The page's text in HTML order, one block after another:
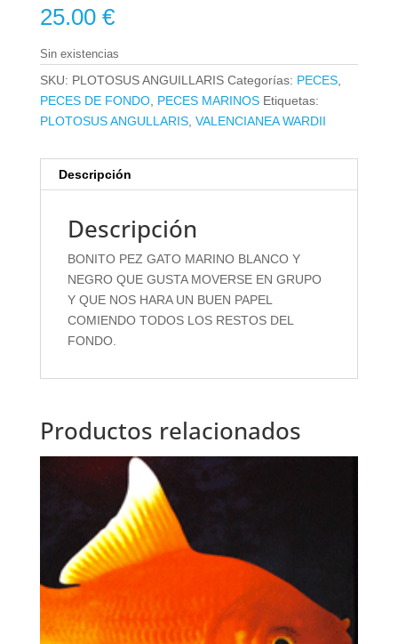
25.00 €
Sin existencias
SKU: PLOTOSUS ANGUILLARIS Categorías: PECES,
PECES DE FONDO, PECES MARINOS Etiquetas:
PLOTOSUS ANGULLARIS, VALENCIANEA WARDII
Descripción
Descripción
BONITO PEZ GATO MARINO BLANCO Y
NEGRO QUE GUSTA MOVERSE EN GRUPO
Y QUE NOS HARA UN BUEN PAPEL
COMIENDO TODOS LOS RESTOS DEL
FONDO.
Productos relacionados